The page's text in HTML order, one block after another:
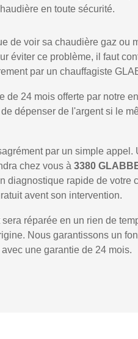
en toute sécurité.
de voir sa chaudière gaz ou
éviter ce problème, il faut
par un chauffagiste
de 24 mois offerte par notre
dépenser de l'argent si le
par un simple appel.
chez vous à 3380
diagnostique rapide de votre
avent son intervention.
réparée en un rien de
Nous garantissons un
une garantie de 24 mois.